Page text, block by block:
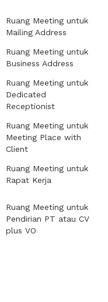
Ruang Meeting untuk
Mailing Address
Ruang Meeting untuk
Business Address
Ruang Meeting untuk
Dedicated
Receptionist
Ruang Meeting untuk
Meeting Place with
Client
Ruang Meeting untuk
Rapat Kerja
Ruang Meeting untuk
Pendirian PT atau CV
plus VO